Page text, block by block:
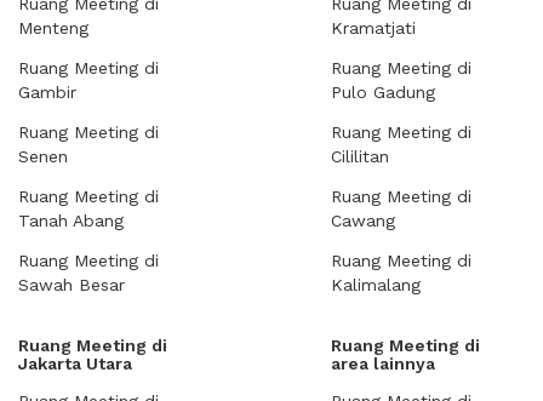
Menteng
Ruang Meeting di
Gambir
Ruang Meeting di
Senen
Ruang Meeting di
Tanah Abang
Ruang Meeting di
Sawah Besar
Kramatjati
Ruang Meeting di
Pulo Gadung
Ruang Meeting di
Cililitan
Ruang Meeting di
Cawang
Ruang Meeting di
Kalimalang
Ruang Meeting di
Jakarta Utara
Ruang Meeting di
area lainnya